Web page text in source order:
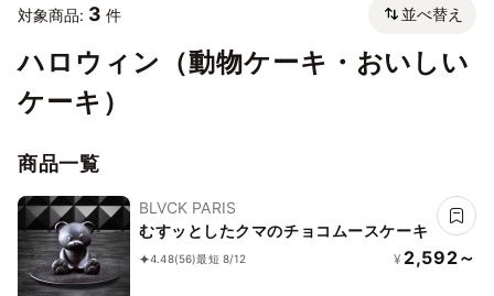
対象商品: 3 件 並べ替え
ハロウィン（動物ケーキ・おいしい
ケーキ）
商品一覧
BLVCK PARIS
むすッとしたクマのチョコムースケーキ
4.48(56)最短 8/12 ¥ 2,592～